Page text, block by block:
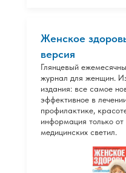
Женское
версия
Глянцевый
журнал для женщин.
издания: все самое
эффективное в
профилактике,
информация только от
медицинских светил.